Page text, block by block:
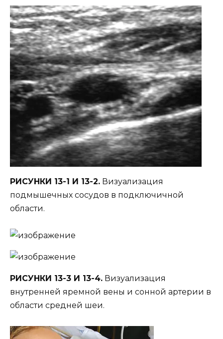
РИСУНКИ 13-1 И 13-2. Визуализация
подмышечных сосудов в подключичной
области.
РИСУНКИ 13-3 И 13-4. Визуализация
внутренней яремной вены и сонной артерии в
области средней шеи.